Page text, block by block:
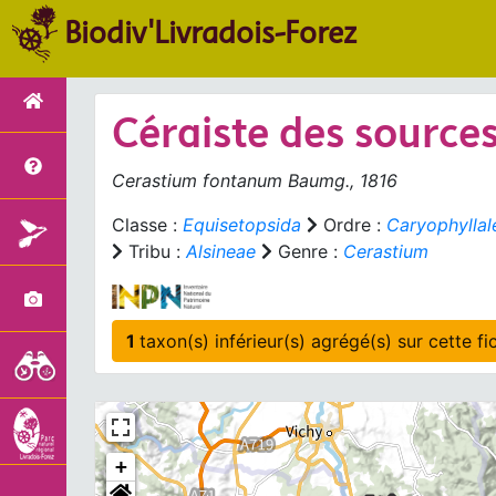
Biodiv'Livradois-Forez
Céraiste des
Cerastium fontanum Baumg., 1816
Classe : Equisetopsida Ordre :
Tribu :Alsineae Genre : Cerastium
1 taxon(s)
+